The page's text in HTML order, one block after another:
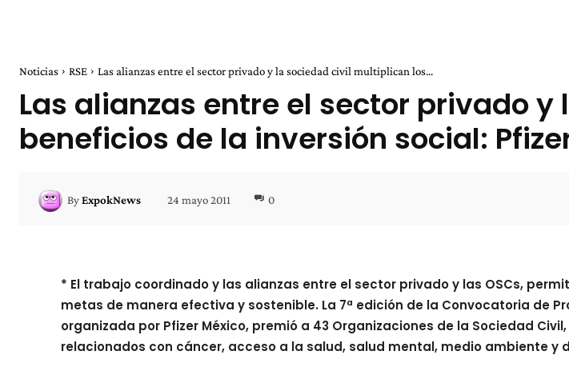
Noticias RSE Las alianzas entre el sector privado y la sociedad civil multiplican los...
Las alianzas entre el sector privado
beneficios de la inversión social:
ByExpokNews 24 mayo 2011 0
* El trabajo coordinado y las alianzas entre el sector privado y las OSCs,
metas de manera efectiva y sostenible. La 7ª edición de la Convocatoria de
organizada por Pfizer México, premió a 43 Organizaciones de la Sociedad
relacionados con cáncer, acceso a la salud, salud mental, medio ambiente y